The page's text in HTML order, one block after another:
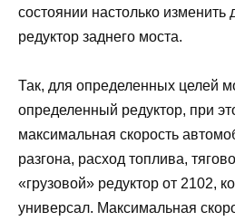
состоянии настолько изменить
редуктор заднего моста.
Так, для определенных целей
определенный редуктор, при
максимальная скорость
разгона, расход топлива,
«грузовой» редуктор от 2102,
универсал. Максимальная